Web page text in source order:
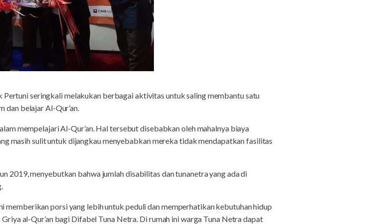
Pertuni seringkali melakukan berbagai aktivitas untuk saling membantu satu
dan belajar Al-Qur’an.
mempelajari Al-Qur’an. Hal tersebut disebabkan oleh mahalnya biaya
masih sulit untuk dijangkau menyebabkan mereka tidak mendapatkan fasilitas
2019, menyebutkan bahwa jumlah disabilitas dan tunanetra yang ada di
memberikan porsi yang lebih untuk peduli dan memperhatikan kebutuhan hidup
al-Qur’an bagi Difabel Tuna Netra. Di rumah ini warga Tuna Netra dapat